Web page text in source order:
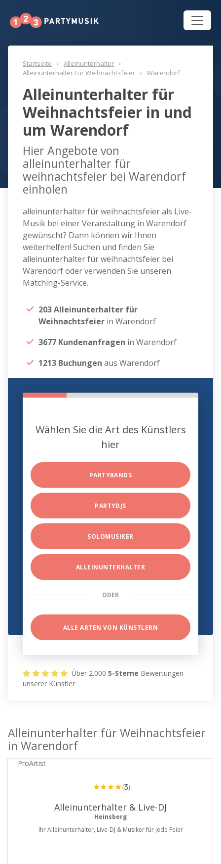
Startseite
Alleinunterhalter
Alleinunterhalter Für Weihnachtsfeier
Warendorf
Alleinunterhalter für
Weihnachtsfeier in und
um Warendorf
Hier Angebote von
alleinunterhalter für
weihnachtsfeier bei Warendorf
einholen
alleinunterhalter für weihnachtsfeier als Live-
Musik bei einer Veranstaltung in Warendorf
gewünscht? Dann können wir Ihnen
weiterhelfen! Suchen und finden Sie
alleinunterhalter für weihnachtsfeier bei
Warendorf oder verwenden Sie unseren
Matching-Service.
203 Alleinunterhalter für
Weihnachtsfeier in Warendorf
3677 Kundenanfragen in Warendorf
1213 Buchungen aus Warendorf
Wählen Sie die Art des Künstlers
hier
PARTYBANDS
PARTYDJS
SOLOMUSIKER
ALLEINUNTERHALTER
ODER
ALLE ARTEN VON KÜNSTLERN
Über 2.0005-Sterne Bewertungen
unserer Künstler
Alleinunterhalter für Weihnachtsfeier
in Warendorf
ProArtist
(3)
Alleinunterhalter & Live-DJ
Heinsberg
Ihr Alleinunterhalter, Live-DJ & Musiker für jede Feier